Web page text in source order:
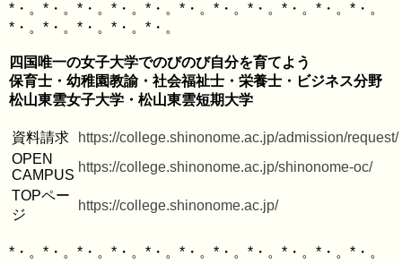
*・。*・。*・。*・。*・。*・。*・。*・。*・。*・。*・。
四国唯一の女子大学でのびのび自分を育てよう
保育士・幼稚園教諭・社会福祉士・栄養士・ビジネス分野
資料請求
https://college.shinonome.ac.jp/admission/request/
OPEN
CAMPUS
https://college.shinonome.ac.jp/shinonome-oc/
TOPペー
ジ
https://college.shinonome.ac.jp/
*・。*・。*・。*・。*・。*・。*・。*・。*・。*・。*・。